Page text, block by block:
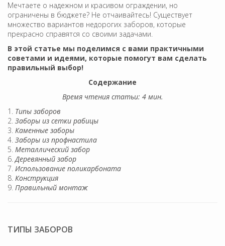
Мечтаете о надежном и красивом ограждении, но
ограничены в бюджете? Не отчаивайтесь! Существует
множество вариантов недорогих заборов, которые
прекрасно справятся со своими задачами.
В этой статье мы поделимся с вами практичными
советами и идеями, которые помогут вам сделать
правильный выбор!
Содержание
Время чтения статьи: 4 мин.
Типы заборов
Заборы из сетки рабицы
Каменные заборы
Заборы из профнастила
Металлический забор
Деревянный забор
Использование поликарбоната
Конструкция
Правильный монтаж
ТИПЫ ЗАБОРОВ